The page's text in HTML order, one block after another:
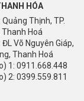
HÓA
Quảng Thịnh, TP.
Hoá
ĐL Võ Nguyên Giáp,
Thanh Hoá
1: 0911.668.448
2: 0399.559.811